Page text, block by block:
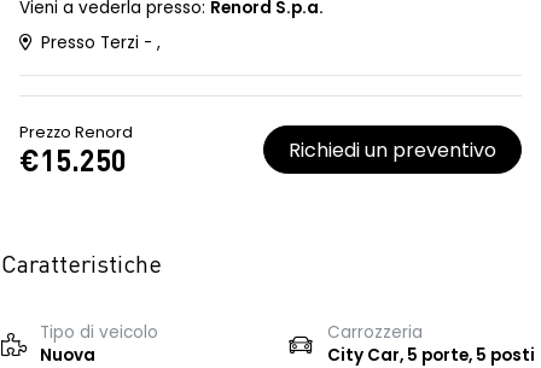
Vieni a vederla presso: Renord S.p.a.
Presso Terzi - ,
Prezzo Renord
€15.250 Richiedi un preventivo
Caratteristiche
Tipo di veicolo
Nuova
Carrozzeria
City Car, 5 porte, 5 posti